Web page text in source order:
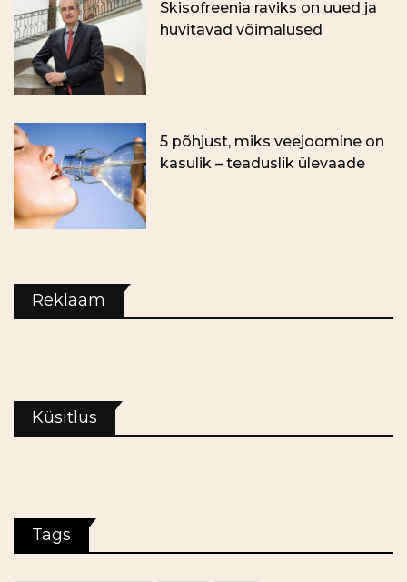
Skisofreenia raviks on uued ja
huvitavad võimalused
5 põhjust, miks veejoomine on
kasulik – teaduslik ülevaade
Reklaam
Küsitlus
Tags